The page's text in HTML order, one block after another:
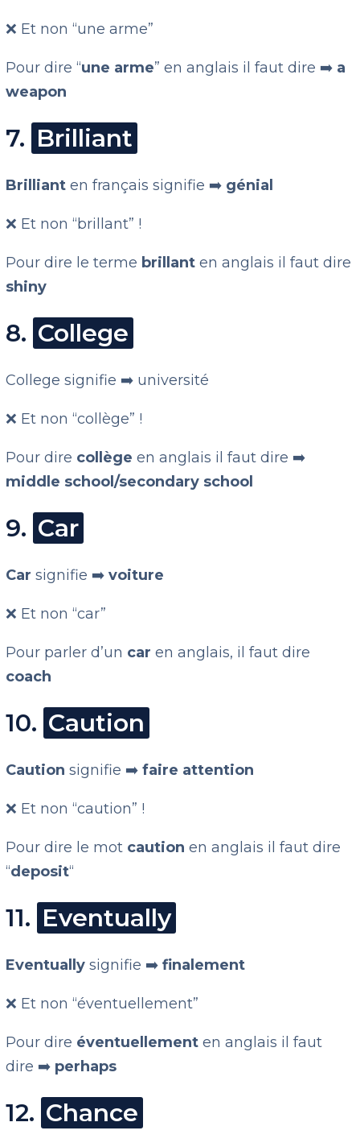
❌ Et non “une arme”
Pour dire “une arme” en anglais il faut dire ➡️ a
weapon
7. Brilliant
Brilliant en français signifie ➡️ génial
❌ Et non “brillant” !
Pour dire le terme brillanten anglais il faut dire
shiny
8. College
College signifie ➡️ université
❌ Et non “collège” !
Pour dire collègeen anglais il faut dire ➡️
middle school/secondary school
9. Car
Car signifie ➡️voiture
❌ Et non “car”
Pour parler d’un caren anglais, il faut dire
coach
10. Caution
Caution signifie ➡️ faire attention
❌ Et non “caution” !
Pour dire le mot cautionen anglais il faut dire
“deposit“
11. Eventually
Eventuallysignifie ➡️finalement
❌ Et non “éventuellement”
Pour dire éventuellementen anglais il faut
dire ➡️ perhaps
12. Chance